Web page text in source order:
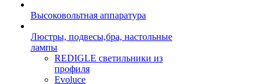
Высоковольтная аппаратура
Люстры, подвесы,бра, настольные
лампы
REDIGLE светильники из
профиля
Evoluce